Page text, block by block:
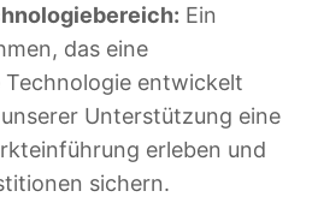
Ein
das eine
entwickelt
Unterstützung eine
erleben und
sichern.